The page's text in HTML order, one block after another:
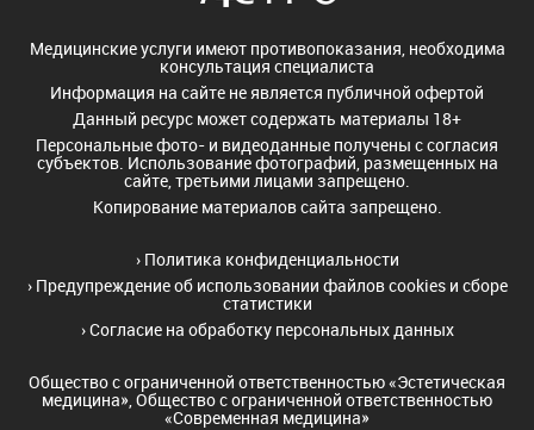
Медицинские услуги имеют противопоказания, необходима
консультация специалиста
Информация на сайте не является публичной офертой
Данный ресурс может содержать материалы 18+
Персональные фото- и видеоданные получены с согласия
субъектов. Использование фотографий, размещенных на
сайте, третьими лицами запрещено.
Копирование материалов сайта запрещено.
› Политика конфиденциальности
› Предупреждение об использовании файлов cookies и сборе
статистики
›Согласие на обработку персональных данных
Общество с ограниченной ответственностью «Эстетическая
медицина», Общество с ограниченной ответственностью
«Современная медицина»